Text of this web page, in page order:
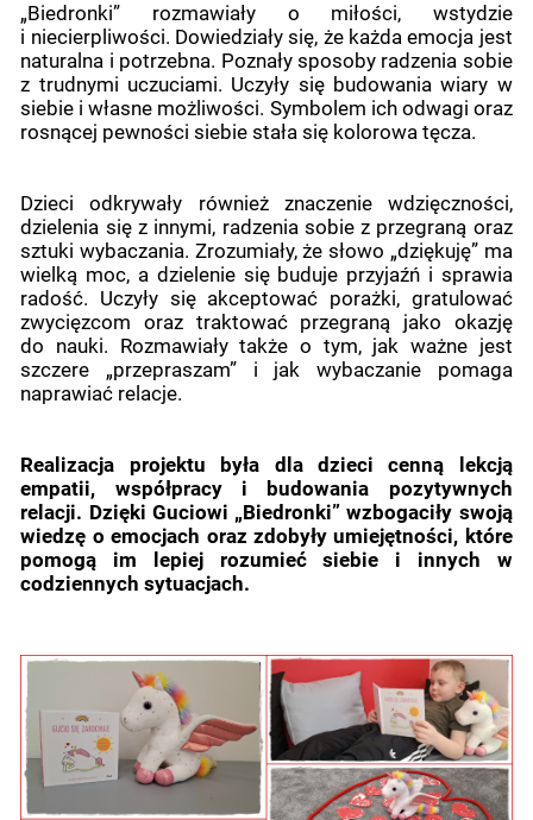
„Biedronki” rozmawiały o miłości, wstydzie
i niecierpliwości. Dowiedziały się, że każda emocja jest
naturalna i potrzebna. Poznały sposoby radzenia sobie
z trudnymi uczuciami. Uczyły się budowania wiary w
siebie i własne możliwości. Symbolem ich odwagi oraz
rosnącej pewności siebie stała się kolorowa tęcza.
Dzieci odkrywały również znaczenie wdzięczności,
dzielenia się z innymi, radzenia sobie z przegraną oraz
sztuki wybaczania. Zrozumiały, że słowo „dziękuję” ma
wielką moc, a dzielenie się buduje przyjaźń i sprawia
radość. Uczyły się akceptować porażki, gratulować
zwycięzcom oraz traktować przegraną jako okazję
do nauki. Rozmawiały także o tym, jak ważne jest
szczere „przepraszam” i jak wybaczanie pomaga
naprawiać relacje.
Realizacja projektu była dla dzieci cenną lekcją
empatii, współpracy i budowania pozytywnych
relacji. Dzięki Guciowi „Biedronki” wzbogaciły swoją
wiedzę o emocjach oraz zdobyły umiejętności, które
pomogą im lepiej rozumieć siebie i innych w
codziennych sytuacjach.